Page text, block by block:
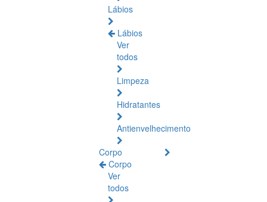
Lábios
Lábios
Ver
todos
Limpeza
Hidratantes
Antienvelhecimento
Corpo
Corpo
Ver
todos